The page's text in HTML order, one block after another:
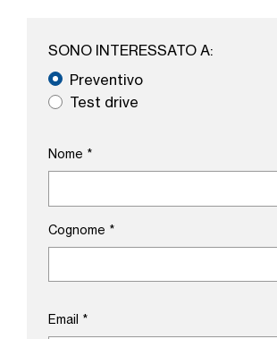
SONO INTERESSATO A:
Preventivo
Test drive
Nome *
Cognome *
Email *